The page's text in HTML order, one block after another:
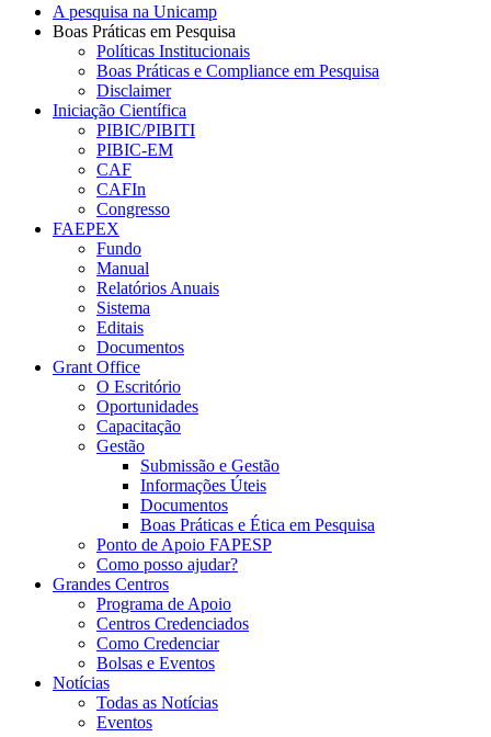
A pesquisa na Unicamp
Boas Práticas em Pesquisa
Políticas Institucionais
Boas Práticas e Compliance em Pesquisa
Disclaimer
Iniciação Científica
PIBIC/PIBITI
PIBIC-EM
CAF
CAFIn
Congresso
FAEPEX
Fundo
Manual
Relatórios Anuais
Sistema
Editais
Documentos
Grant Office
O Escritório
Oportunidades
Capacitação
Gestão
Submissão e Gestão
Informações Úteis
Documentos
Boas Práticas e Ética em Pesquisa
Ponto de Apoio FAPESP
Como posso ajudar?
Grandes Centros
Programa de Apoio
Centros Credenciados
Como Credenciar
Bolsas e Eventos
Notícias
Todas as Notícias
Eventos